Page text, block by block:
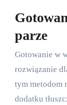
parze
Gotowanie w
rozwiązanie
tym metodom
dodatku